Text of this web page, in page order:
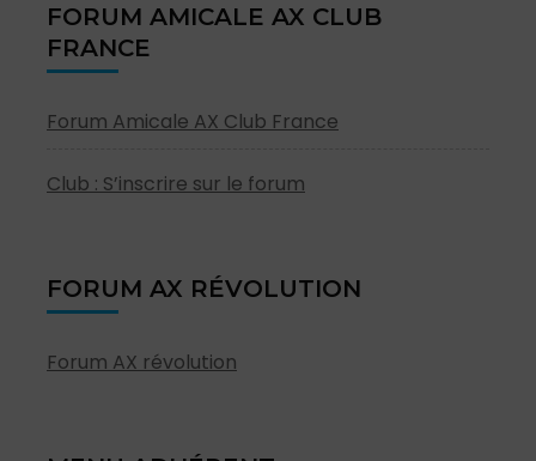
FORUM AMICALE AX CLUB
FRANCE
Forum Amicale AX Club France
Club : S’inscrire sur le forum
FORUM AX RÉVOLUTION
Forum AX révolution